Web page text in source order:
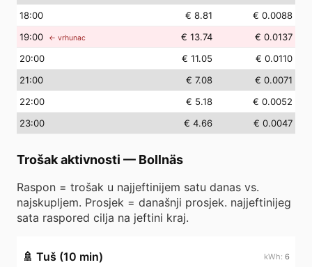
18:00 € 8.81
€ 0.0088
19:00 ← vrhunac € 13.74
€ 0.0137
20:00 € 11.05
€ 0.0110
21:00 € 7.08
€ 0.0071
22:00 € 5.18
€ 0.0052
23:00 € 4.66 € 0.0047
Trošak aktivnosti — Bollnäs
Raspon = trošak u najjeftinijem satu danas vs.
najskupljem. Prosjek = današnji prosjek. najjeftinijeg
sata raspored cilja na jeftini kraj.
🚿 Tuš (10 min) 6